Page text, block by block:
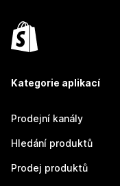
Kategorie aplikací
Prodejní kanály
Hledání produktů
Prodej produktů